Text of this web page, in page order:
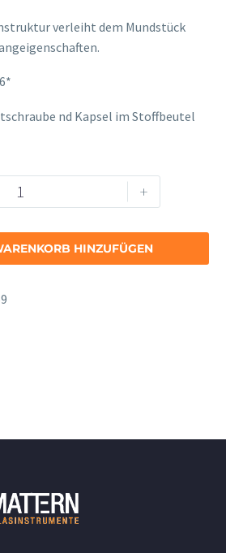
monneyverleiht dem Mundstück
nd Kapsel im Stoffbeutel
+
HINZUFÜGEN